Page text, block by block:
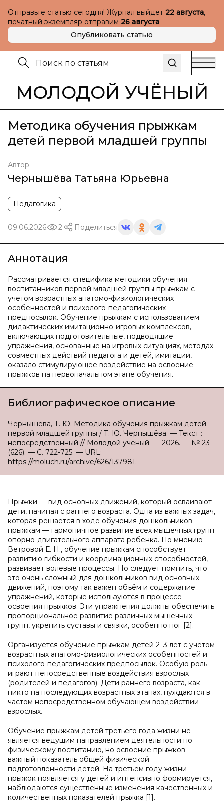
Отправьте статью сегодня! Журнал выйдет 22 августа,
печатный экземпляр отправим 26 августа
Опубликовать статью
МОЛОДОЙ УЧЁНЫЙ
Методика обучения прыжкам
детей первой младшей группы
Автор
Чернышёва Татьяна Юрьевна
Педагогика
09.06.2026 2 Поделиться
Аннотация
Рассматривается специфика методики обучения
воспитанников первой младшей группы прыжкам с
учетом возрастных анатомо-физиологических
особенностей и психолого-педагогических
предпосылок. Обучение прыжкам с использованием
дидактических имитационно-игровых комплексов,
включающих подготовительные, подводящие
упражнения, основанные на игровых ситуациях, методах
совместных действий педагога и детей, имитации,
оказало стимулирующее воздействие на освоение
прыжков на первоначальном этапе обучения.
Библиографическое описание
Чернышёва, Т. Ю. Методика обучения прыжкам детей
первой младшей группы / Т. Ю. Чернышёва. — Текст :
непосредственный // Молодой ученый. — 2026. — № 23
(626). — С. 722-725. — URL:
https://moluch.ru/archive/626/137981.
Прыжки — вид основных движений, который осваивают
дети, начиная с раннего возраста. Одна из важных задач,
которая решается в ходе обучения дошкольников
прыжкам — гармоничное развитие всех мышечных групп
опорно-двигательного аппарата ребёнка. По мнению
Ветровой Е. Н., обучение прыжкам способствует
развитию гибкости и координационных способностей,
развивает волевые процессы. Но следует помнить, что
это очень сложный для дошкольников вид основных
движений, поэтому так важен объём и содержание
упражнений, которые используются в процессе
освоения прыжков. Эти упражнения должны обеспечить
пропорциональное развитие различных мышечных
групп, укрепить суставы и связки, особенно ног [2].
Организуется обучение прыжкам детей 2–3 лет с учётом
возрастных анатомо-физиологических особенностей и
психолого-педагогических предпосылок. Особую роль
играют непосредственные воздействия взрослых
(родителей и педагогов). Дети раннего возраста, как
никто на последующих возрастных этапах, нуждаются в
частом непосредственном обучающем воздействии
взрослых.
Обучение прыжкам детей третьего года жизни не
является ведущим направлением деятельности по
физическому воспитанию, но освоение прыжков —
важный показатель общей физической
подготовленности детей. На третьем году жизни
прыжок появляется у детей и интенсивно формируется,
наблюдаются существенные изменения качественных и
количественных показателей прыжка [1].